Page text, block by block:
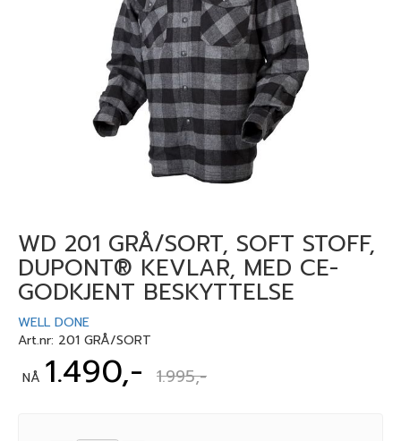
WD 201 GRÅ/SORT, SOFT STOFF,
DUPONT® KEVLAR, MED CE-
GODKJENT BESKYTTELSE
WELL DONE
Art.nr: 201 GRÅ/SORT
NÅ 1.490,- 1.995,-